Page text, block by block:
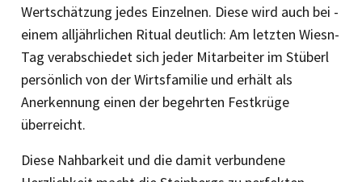
Wertschätzung jedes Einzelnen. Diese wird auch bei ­
einem alljährlichen Ritual deutlich: Am letzten Wiesn-
Tag verabschiedet sich jeder Mitarbeiter im Stüberl
persönlich von der Wirtsfamilie und erhält als
Anerkennung einen der begehrten Festkrüge
überreicht.
Diese Nahbarkeit und die damit verbundene